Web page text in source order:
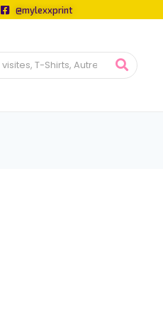
@mylexxprint